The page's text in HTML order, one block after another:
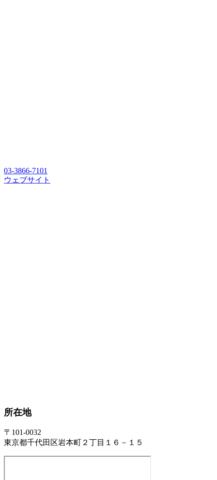
03-3866-7101
ウェブサイト
所在地
〒101-0032
東京都千代田区岩本町２丁目１６－１５